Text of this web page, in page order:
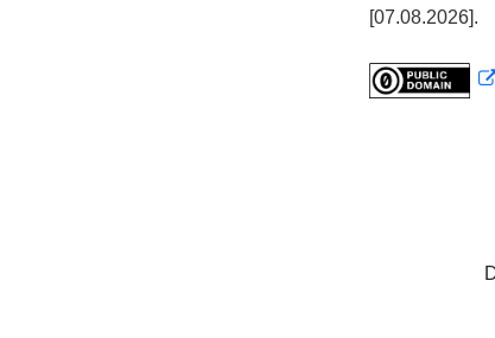
[07.08.2026].